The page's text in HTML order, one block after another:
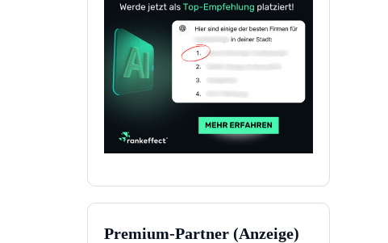
Premium-Partner (Anzeige)